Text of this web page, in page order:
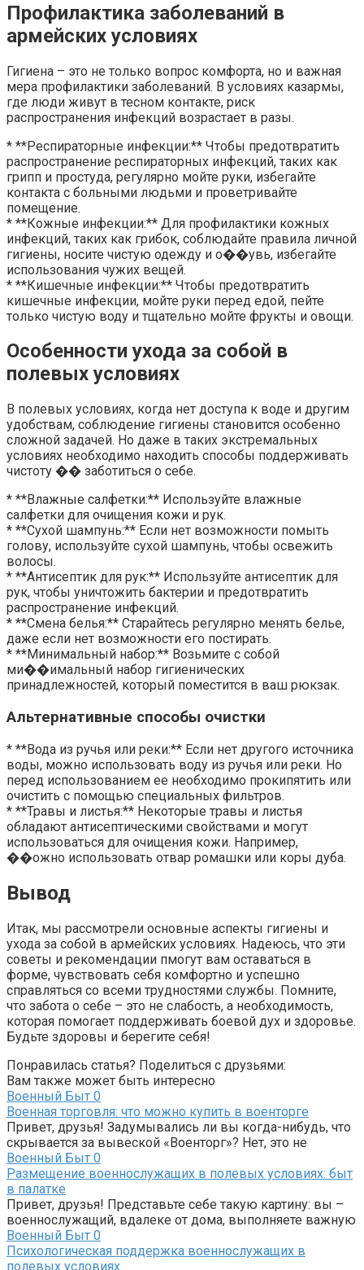
Профилактика заболеваний в
армейских условиях
Гигиена – это не только вопрос комфорта, но и важная
мера профилактики заболеваний. В условиях казармы,
где люди живут в тесном контакте, риск
распространения инфекций возрастает в разы.
* **Респираторные инфекции:** Чтобы предотвратить
распространение респираторных инфекций, таких как
грипп и простуда, регулярно мойте руки, избегайте
контакта с больными людьми и проветривайте
помещение.
* **Кожные инфекции:** Для профилактики кожных
инфекций, таких как грибок, соблюдайте правила личной
гигиены, носите чистую одежду и о��увь, избегайте
использования чужих вещей.
* **Кишечные инфекции:** Чтобы предотвратить
кишечные инфекции, мойте руки перед едой, пейте
только чистую воду и тщательно мойте фрукты и овощи.
Особенности ухода за собой в
полевых условиях
В полевых условиях, когда нет доступа к воде и другим
удобствам, соблюдение гигиены становится особенно
сложной задачей. Но даже в таких экстремальных
условиях необходимо находить способы поддерживать
чистоту �� заботиться о себе.
* **Влажные салфетки:** Используйте влажные
салфетки для очищения кожи и рук.
* **Сухой шампунь:** Если нет возможности помыть
голову, используйте сухой шампунь, чтобы освежить
волосы.
* **Антисептик для рук:** Используйте антисептик для
рук, чтобы уничтожить бактерии и предотвратить
распространение инфекций.
* **Смена белья:** Старайтесь регулярно менять белье,
даже если нет возможности его постирать.
* **Минимальный набор:** Возьмите с собой
ми��имальный набор гигиенических
принадлежностей, который поместится в ваш рюкзак.
Альтернативные способы очистки
* **Вода из ручья или реки:** Если нет другого источника
воды, можно использовать воду из ручья или реки. Но
перед использованием ее необходимо прокипятить или
очистить с помощью специальных фильтров.
* **Травы и листья:** Некоторые травы и листья
обладают антисептическими свойствами и могут
использоваться для очищения кожи. Например,
��ожно использовать отвар ромашки или коры дуба.
Вывод
Итак, мы рассмотрели основные аспекты гигиены и
ухода за собой в армейских условиях. Надеюсь, что эти
советы и рекомендации пмогут вам оставаться в
форме, чувствовать себя комфортно и успешно
справляться со всеми трудностями службы. Помните,
что забота о себе – это не слабость, а необходимость,
которая помогает поддерживать боевой дух и здоровье.
Будьте здоровы и берегите себя!
Понравилась статья? Поделиться с друзьями:
Вам также может быть интересно
Военный Быт 0
Военная торговля: что можно купить в военторге
Привет, друзья! Задумывались ли вы когда-нибудь, что
скрывается за вывеской «Военторг»? Нет, это не
Военный Быт 0
Размещение военнослужащих в полевых условиях: быт
в палатке
Привет, друзья! Представьте себе такую картину: вы –
военнослужащий, вдалеке от дома, выполняете важную
Военный Быт 0
Психологическая поддержка военнослужащих в
полевых условиях